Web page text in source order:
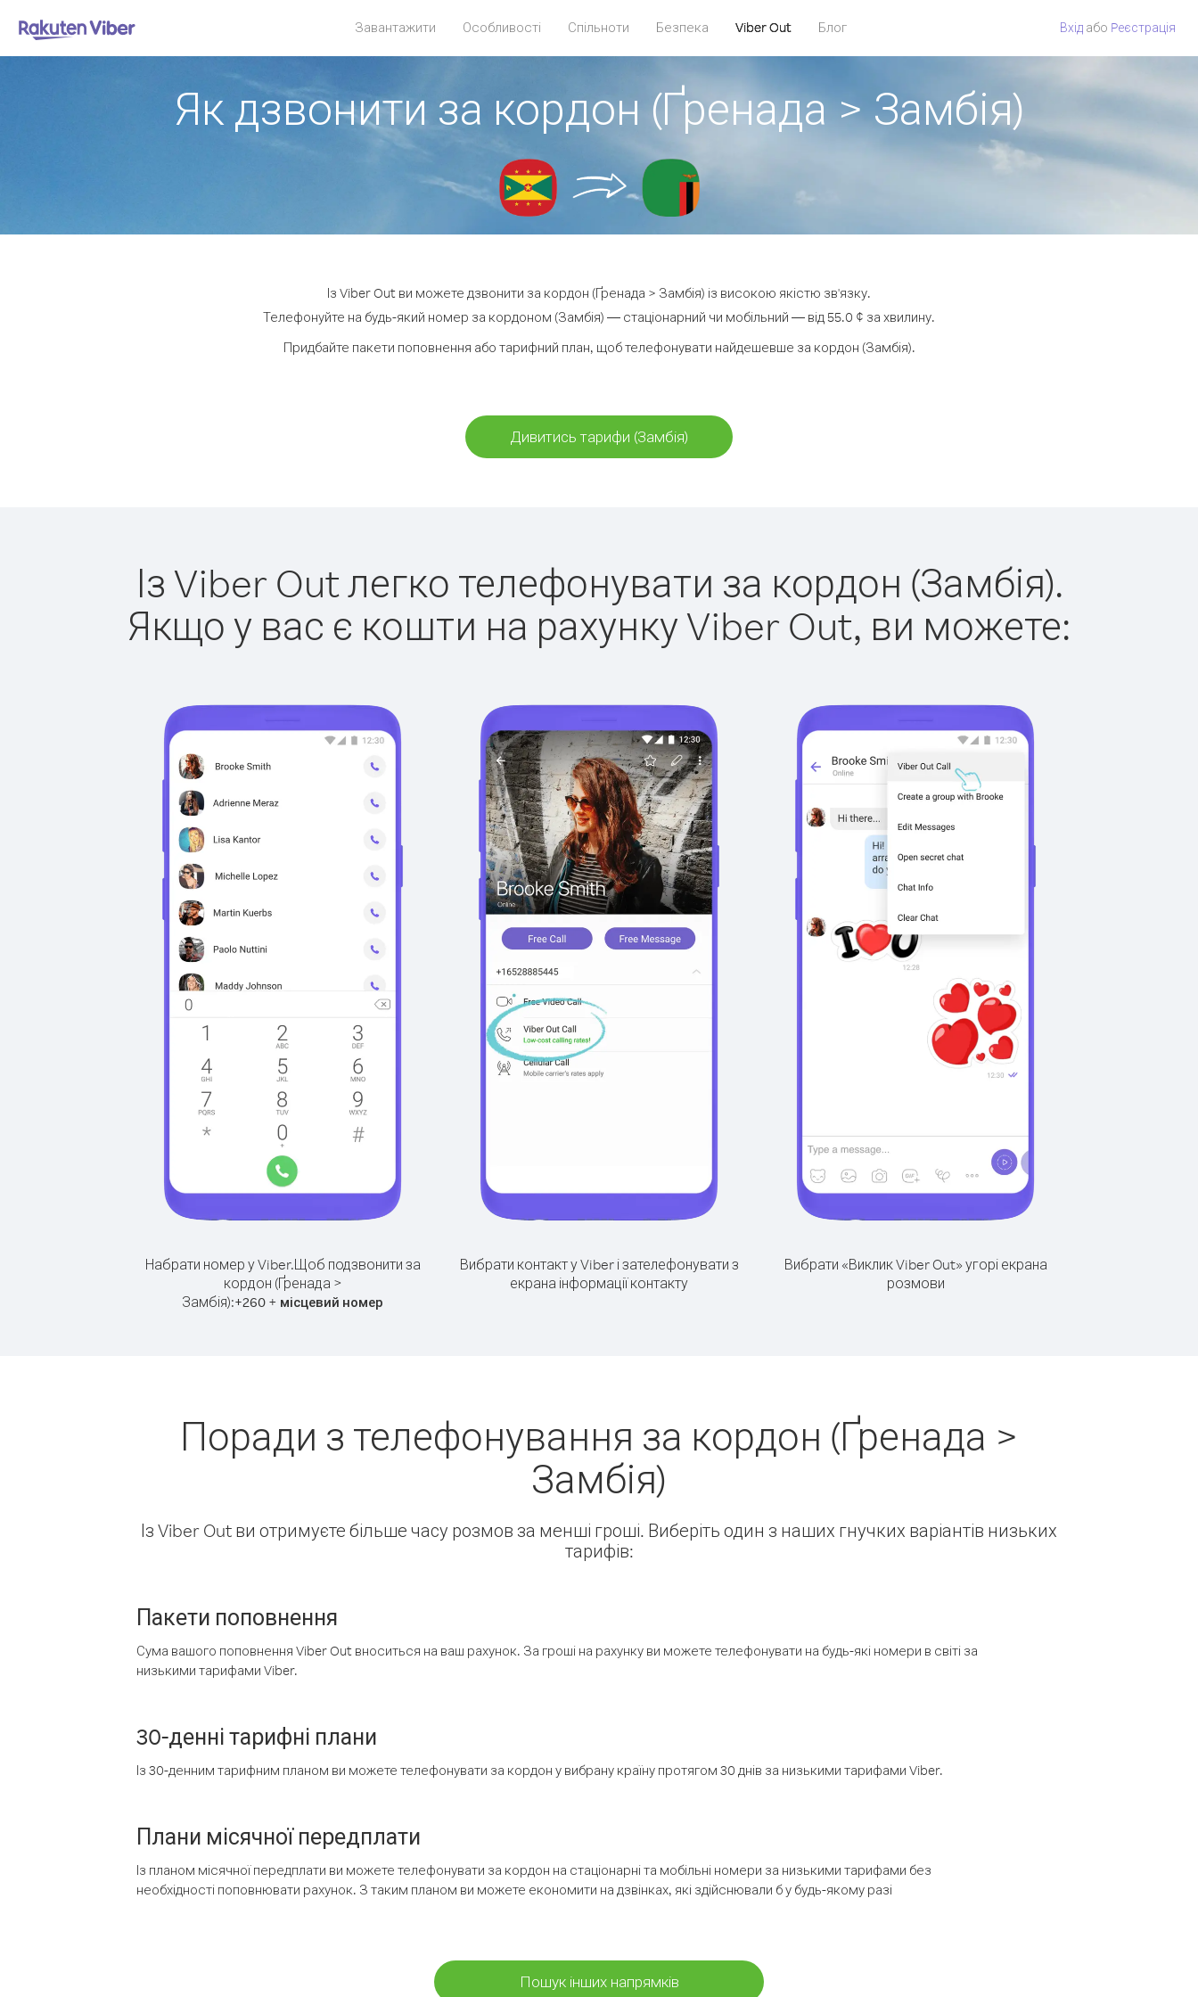
Завантажити Особливості Спільноти Безпека Viber Out Блог Вхід або Pеєстрація
Як дзвонити за кордон (Ґренада > Замбія)
Із Viber Out ви можете дзвонити за кордон (Ґренада > Замбія) із високою якістю зв'язку.
Телефонуйте на будь-який номер за кордоном (Замбія) — стаціонарний чи мобільний — від 55.0 ¢ за хвилину.
Придбайте пакети поповнення або тарифний план, щоб телефонувати найдешевше за кордон (Замбія).
Дивитись тарифи (Замбія)
Із Viber Out легко телефонувати за кордон (Замбія).
Якщо у вас є кошти на рахунку Viber Out, ви можете:
Набрати номер у Viber.Щоб подзвонити за
кордон (Ґренада >
Замбія):+260 + місцевий номер
Вибрати контакт у Viber і зателефонувати з
екрана інформації контакту
Вибрати «Виклик Viber Out» угорі екрана
розмови
Поради з телефонування за кордон (Ґренада >
Замбія)
Із Viber Out ви отримуєте більше часу розмов за менші гроші. Виберіть один з наших гнучких варіантів низьких
тарифів:
Пакети поповнення
Сума вашого поповнення Viber Out вноситься на ваш рахунок. За гроші на рахунку ви можете телефонувати на будь-які номери в світі за
низькими тарифами Viber.
30-денні тарифні плани
Із 30-денним тарифним планом ви можете телефонувати за кордон у вибрану країну протягом 30 днів за низькими тарифами Viber.
Плани місячної передплати
Із планом місячної передплати ви можете телефонувати за кордон на стаціонарні та мобільні номери за низькими тарифами без
необхідності поповнювати рахунок. З таким планом ви можете економити на дзвінках, які здійснювали б у будь-якому разі
Пошук інших напрямків